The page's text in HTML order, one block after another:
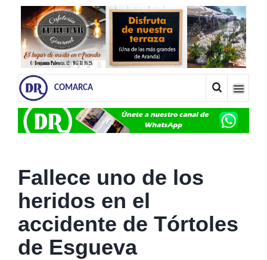
COMARCA
Fallece uno de los
heridos en el
accidente de Tórtoles
de Esgueva